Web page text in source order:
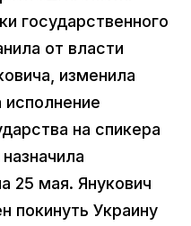
государственного
от власти
изменила
на спикера
25 мая. Янукович
покинуть Украину